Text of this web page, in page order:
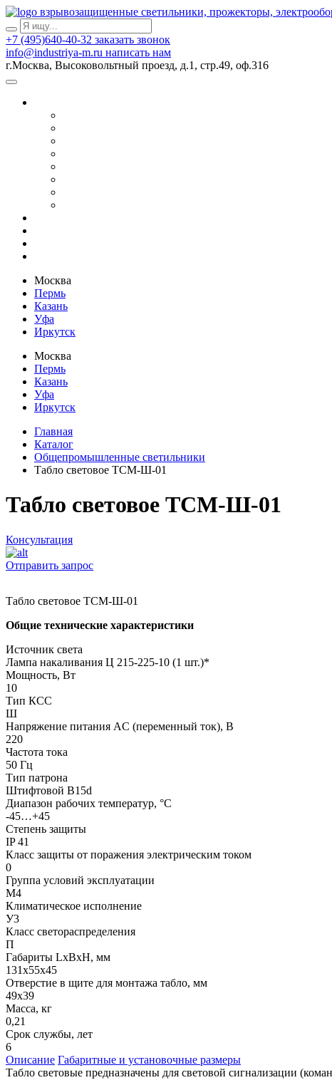
взрывозащищенные светильники, прожекторы,
+7 (495)640-40-32 заказать звонок
info@industriya-m.ru написать нам
г.Москва, Высоковольтный проезд, д.1, стр.49, оф.316
Москва
Пермь
Казань
Уфа
Иркутск
Москва
Пермь
Казань
Уфа
Иркутск
Главная
Каталог
Общепромышленные светильники
Табло световое ТСМ-Ш-01
Табло световое ТСМ-Ш-01
Консультация
Отправить запрос
Табло световое ТСМ-Ш-01
Общие технические характеристики
Источник света
Лампа накаливания Ц 215-225-10 (1 шт.)*
Мощность, Вт
10
Тип КСС
Ш
Напряжение питания AC (переменный ток), В
220
Частота тока
50 Гц
Тип патрона
Штифтовой В15d
Диапазон рабочих температур, °С
-45…+45
Степень защиты
IP 41
Класс защиты от поражения электрическим током
0
Группа условий эксплуатации
М4
Климатическое исполнение
У3
Класс светораспределения
П
Габариты LxBxH, мм
131х55х45
Отверстие в щите для монтажа табло, мм
49х39
Масса, кг
0,21
Срок службы, лет
6
Описание Габаритные и установочные размеры
Табло световые предназначены для световой сигнализации